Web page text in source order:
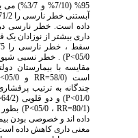
95% (7/
آبستنی خطر نارسی را 71/2 برابر ( 71/2=
داده است. خطر نارسی
داری بیشتر از نوزادان یک
سقط ، خطر نارسی را 75% افزایش داده است (75/1=
05/0
P<) . خطر نسبی
مقایسه با بیمارستان
است (58/0=
RRو 05/0
چندگانه به ترتیب
01/0
P<) و دو قلویی (64/2=
(80/1=
RR، 05/0 P<
)
داده اند و خصوصی بودن
معنی داری کاهش داده است(57/